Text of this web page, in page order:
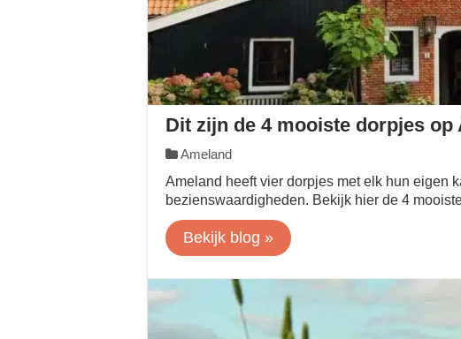
Dit zijn de 4 mooiste dorpjes op
Ameland
Ameland heeft vier dorpjes met elk hun eigen
bezienswaardigheden. Bekijk hier de 4
Bekijk blog »